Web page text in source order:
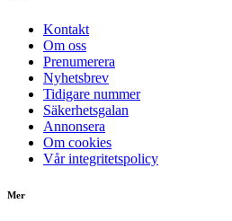
Kontakt
Om oss
Prenumerera
Nyhetsbrev
Tidigare nummer
Säkerhetsgalan
Annonsera
Om cookies
Vår integritetspolicy
Mer